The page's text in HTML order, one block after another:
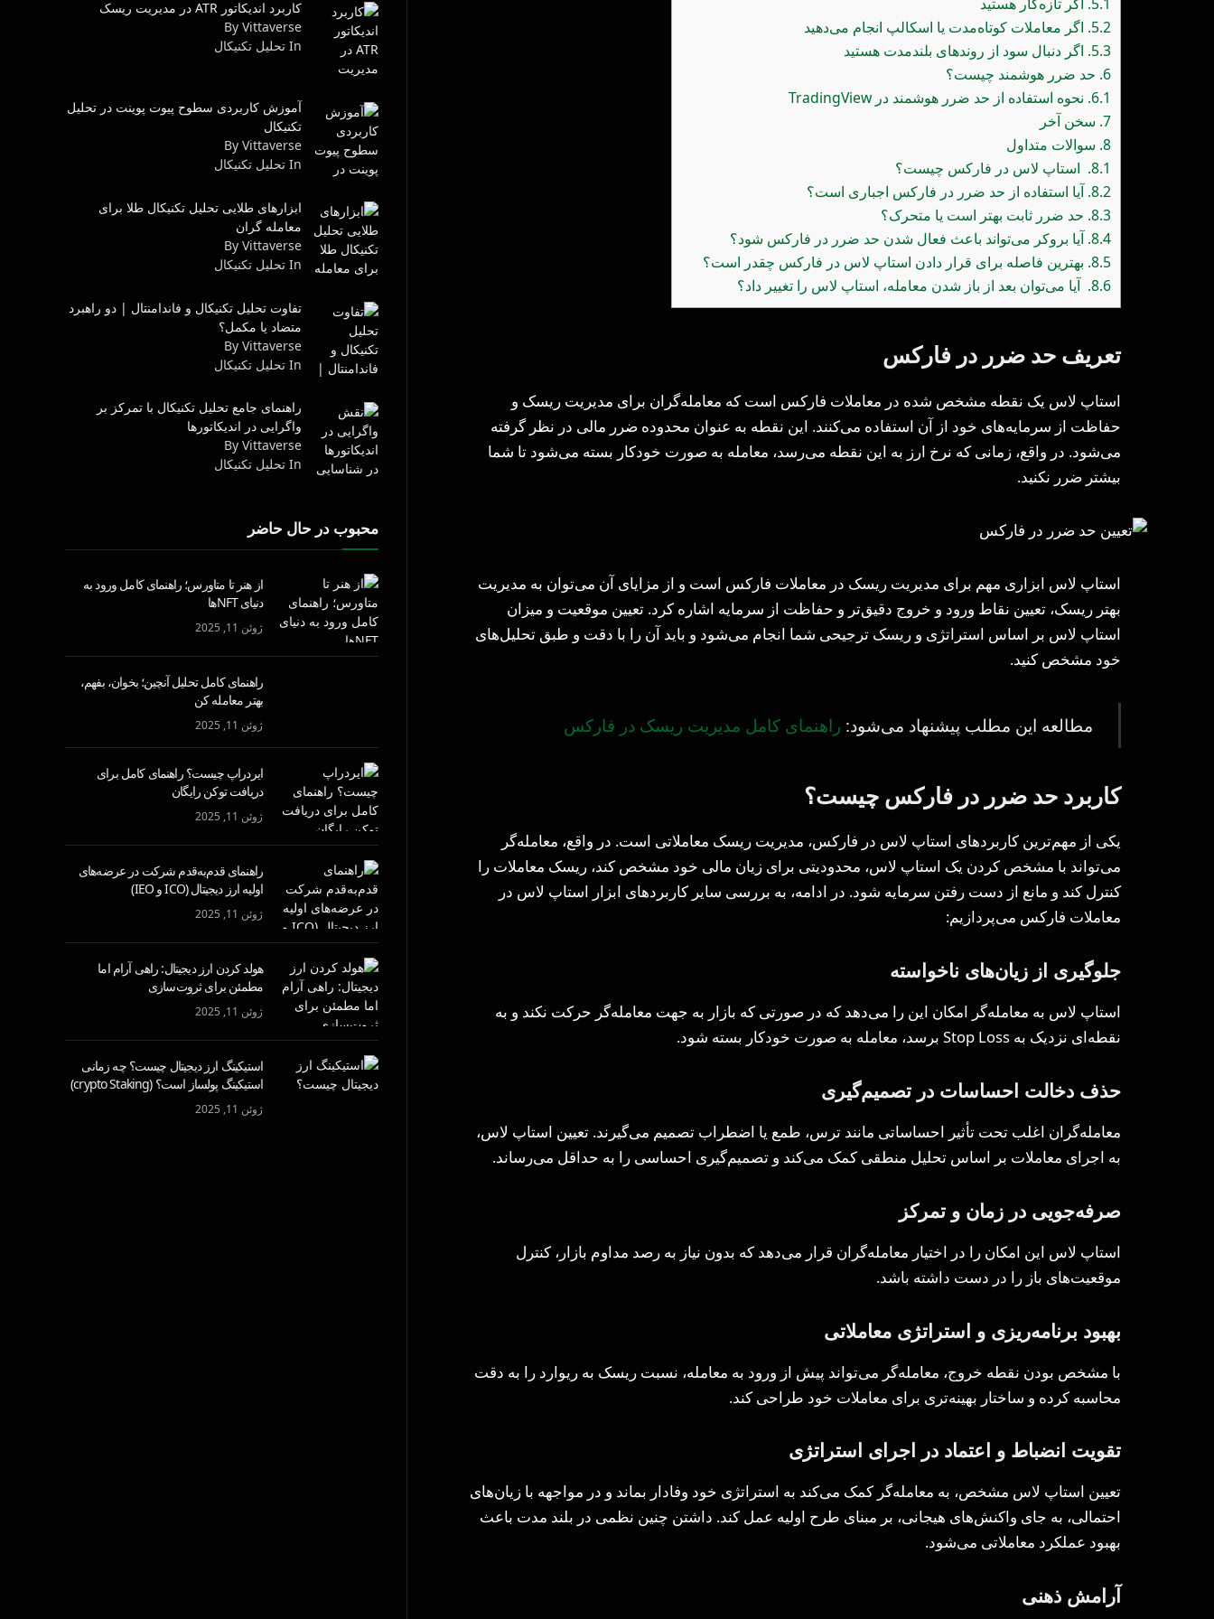
5.2. اگر معاملات کوتاه‌مدت یا اسکالپ انجام می‌دهید
5.3. اگر دنبال سود از روندهای بلندمدت هستید
6. حد ضرر هوشمند چیست؟
6.1. نحوه استفاده از حد ضرر هوشمند در TradingView
7. سخن آخر
8. سوالات متداول
8.1. استاپ لاس در فارکس چیست؟
8.2. آیا استفاده از حد ضرر در فارکس اجباری است؟
8.3. حد ضرر ثابت بهتر است یا متحرک؟
8.4. آیا بروکر می‌تواند باعث فعال شدن حد ضرر در فارکس شود؟
8.5. بهترین فاصله برای قرار دادن استاپ لاس در فارکس چقدر است؟
8.6. آیا می‌توان بعد از باز شدن معامله، استاپ لاس را تغییر داد؟
تعریف حد ضرر در فارکس
استاپ لاس یک نقطه مشخص شده در معاملات فارکس است که معامله‌گران برای مدیریت ریسک و
حفاظت از سرمایه‌های خود از آن استفاده می‌کنند. این نقطه به عنوان محدوده ضرر مالی در نظر گرفته
می‌شود. در واقع، زمانی که نرخ ارز به این نقطه می‌رسد، معامله به صورت خودکار بسته می‌شود تا شما
بیشتر ضرر نکنید.
استاپ لاس ابزاری مهم برای مدیریت ریسک در معاملات فارکس است و از مزایای آن می‌توان به مدیریت
بهتر ریسک، تعیین نقاط ورود و خروج دقیق‌تر و حفاظت از سرمایه‌ اشاره کرد. تعیین موقعیت و میزان
استاپ لاس بر اساس استراتژی و ریسک ترجیحی شما انجام می‌شود و باید آن را با دقت و طبق تحلیل‌های
خود مشخص کنید.
مطالعه این مطلب پیشنهاد می‌شود: راهنمای کامل مدیریت ریسک در فارکس
کاربرد حد ضرر در فارکس چیست؟
یکی از مهم‌ترین کاربردهای استاپ لاس در فارکس، مدیریت ریسک معاملاتی است. در واقع، معامله‌گر
می‌تواند با مشخص کردن یک استاپ لاس، محدودیتی برای زیان مالی خود مشخص کند، ریسک معاملات را
کنترل کند و مانع از دست رفتن سرمایه شود. در ادامه، به بررسی سایر کاربردهای ابزار استاپ لاس در
معاملات فارکس می‌پردازیم:
جلوگیری از زیان‌های ناخواسته
استاپ لاس به معامله‌گر امکان این را می‌دهد که در صورتی که بازار به جهت معامله‌گر حرکت نکند و به
نقطه‌ای نزدیک به Stop Loss برسد، معامله به صورت خودکار بسته شود.
حذف دخالت احساسات در تصمیم‌گیری
معامله‌گران اغلب تحت تأثیر احساساتی مانند ترس، طمع یا اضطراب تصمیم می‌گیرند. تعیین استاپ لاس،
به اجرای معاملات بر اساس تحلیل منطقی کمک می‌کند و تصمیم‌گیری احساسی را به حداقل می‌رساند.
صرفه‌جویی در زمان و تمرکز
استاپ لاس این امکان را در اختیار معامله‌گران قرار می‌دهد که بدون نیاز به رصد مداوم بازار، کنترل
موقعیت‌های باز را در دست داشته باشد.
بهبود برنامه‌ریزی و استراتژی معاملاتی
با مشخص بودن نقطه خروج، معامله‌گر می‌تواند پیش از ورود به معامله، نسبت ریسک به ریوارد را به دقت
محاسبه کرده و ساختار بهینه‌تری برای معاملات خود طراحی کند.
تقویت انضباط و اعتماد در اجرای استراتژی
تعیین استاپ لاس مشخص، به معامله‌گر کمک می‌کند به استراتژی خود وفادار بماند و در مواجهه با زیان‌های
احتمالی، به جای واکنش‌های هیجانی، بر مبنای طرح اولیه عمل کند. داشتن چنین نظمی در بلند مدت باعث
بهبود عملکرد معاملاتی می‌شود.
آرامش ذهنی
کاربرد اندیکاتور ATR در مدیریت ریسک
By Vittaverse
In تحليل تكنيكال
آموزش کاربردی سطوح پیوت پوینت در تحلیل
تکنیکال
By Vittaverse
In تحليل تكنيكال
ابزارهای طلایی تحلیل تکنیکال طلا برای
معامله گران
By Vittaverse
In تحليل تكنيكال
تفاوت تحلیل تکنیکال و فاندامنتال | دو راهبرد
متضاد یا مکمل؟
By Vittaverse
In تحليل تكنيكال
راهنمای جامع تحلیل تکنیکال با تمرکز بر
واگرایی در اندیکاتورها
By Vittaverse
In تحليل تكنيكال
محبوب در حال حاضر
از هنر تا متاورس؛ راهنمای کامل ورود به
دنیای NFTها
ژوئن 11, 2025
راهنمای کامل تحلیل آنچین؛ بخوان، بفهم،
بهتر معامله کن
ژوئن 11, 2025
ایردراپ چیست؟ راهنمای کامل برای
دریافت توکن رایگان
ژوئن 11, 2025
راهنمای قدم‌به‌قدم شرکت در عرضه‌های
اولیه ارز دیجیتال (ICO و IEO)
ژوئن 11, 2025
هولد کردن ارز دیجیتال: راهی آرام اما
مطمئن برای ثروت‌سازی
ژوئن 11, 2025
استیکینگ ارز دیجیتال چیست؟ چه زمانی
استیکینگ پولساز است؟ (crypto Staking)
ژوئن 11, 2025